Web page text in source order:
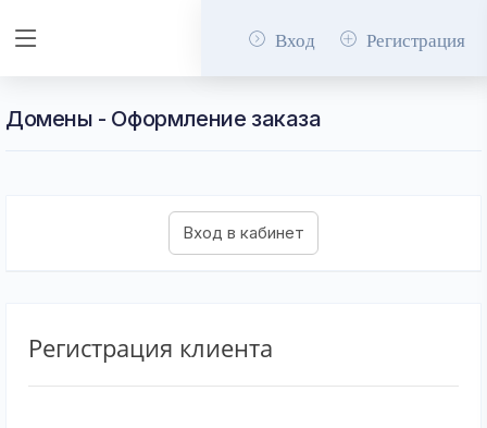
Вход Регистрация
Домены - Оформление заказа
Регистрация клиента